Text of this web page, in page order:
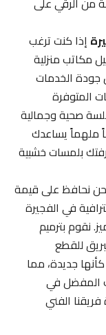
إذا كنت ترغب
منزلية
الخدمات
صحية وجمالية
يساعدك
بلمسات خشبية
على قيمة
في الفجيرة
بترميم
للقطع
جديدة، مما
في
الفني